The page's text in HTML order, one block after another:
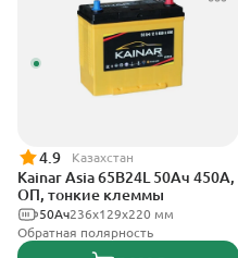
4.9 Казахстан
Kainar Asia 65B24L 50Ач 450А,
ОП, тонкие клеммы
236х129х220 мм
50Ач
Обратная полярность